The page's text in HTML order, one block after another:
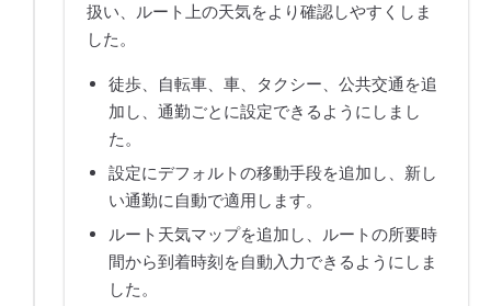
扱い、ルート上の天気をより確認しやすくしま
した。
徒歩、自転車、車、タクシー、公共交通を追
加し、通勤ごとに設定できるようにしまし
た。
設定にデフォルトの移動手段を追加し、新し
い通勤に自動で適用します。
ルート天気マップを追加し、ルートの所要時
間から到着時刻を自動入力できるようにしま
した。